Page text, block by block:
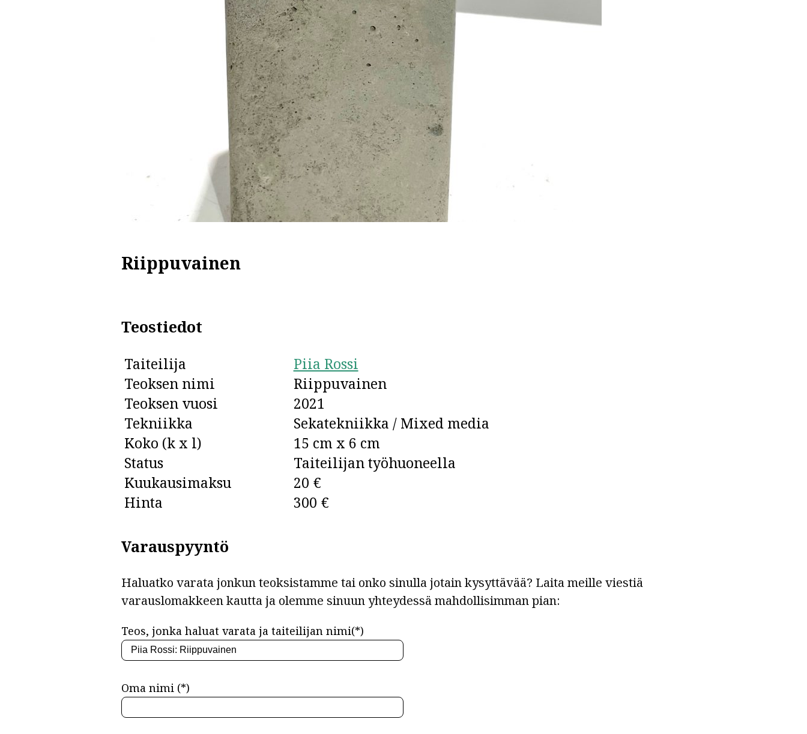
Riippuvainen
Teostiedot
Taiteilija
Piia Rossi
Teoksen nimi
Riippuvainen
Teoksen vuosi
2021
Tekniikka
Sekatekniikka / Mixed media
Koko (k x l)
15 cm x 6 cm
Status
Taiteilijan työhuoneella
Kuukausimaksu
20 €
Hinta
300 €
Varauspyyntö
Haluatko varata jonkun teoksistamme tai onko sinulla jotain kysyttävää? Laita meille viestiä
varauslomakkeen kautta ja olemme sinuun yhteydessä mahdollisimman pian:
Teos, jonka haluat varata ja taiteilijan nimi(*)
Oma nimi (*)